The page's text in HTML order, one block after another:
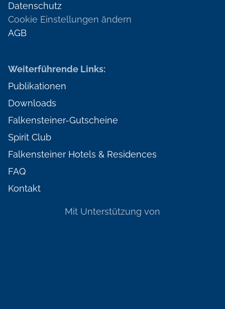
Datenschutz
Cookie Einstellungen ändern
AGB
Weiterführende Links:
Publikationen
Downloads
Falkensteiner-Gutscheine
Spirit Club
Falkensteiner Hotels & Residences
FAQ
Kontakt
Mit Unterstützung von